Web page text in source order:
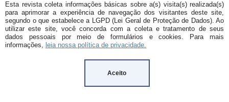
Esta revista coleta informações básicas sobre a(s) visita(s) realizada(s)
para aprimorar a experiência de navegação dos visitantes deste site,
segundo o que estabelece a LGPD (Lei Geral de Proteção de Dados). Ao
utilizar este site, você concorda com a coleta e tratamento de seus
dados pessoais por meio de formulários e cookies. Para mais
informações, leia nossa política de privacidade.
Aceito